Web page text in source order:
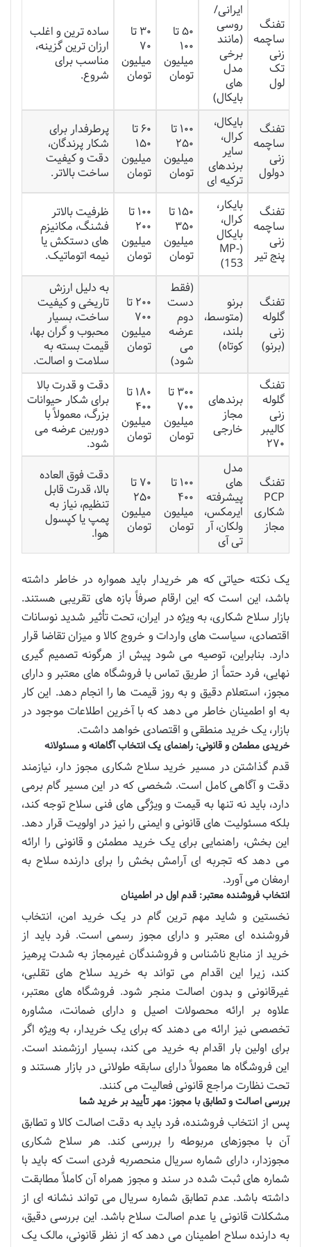
تفنگ
ساچمه
زنی
تک
لول
ایرانی/
روسی
(مانند
برخی
مدل
های
بایکال)
۵۰ تا
۱۰۰
میلیون
تومان
۳۰ تا
۷۰
میلیون
تومان
ساده ترین و اغلب
ارزان ترین گزینه،
مناسب برای
شروع.
تفنگ
ساچمه
زنی
دولول
بایکال،
کرال،
سایر
برندهای
ترکیه ای
۱۰۰ تا
۲۵۰
میلیون
تومان
۶۰ تا
۱۵۰
میلیون
تومان
پرطرفدار برای
شکار پرندگان،
دقت و کیفیت
ساخت بالاتر.
تفنگ
ساچمه
زنی
پنج تیر
بایکار،
کرال،
بایکال
(MP-
153)
۱۵۰ تا
۳۵۰
میلیون
تومان
۱۰۰ تا
۲۰۰
میلیون
تومان
ظرفیت بالاتر
فشنگ، مکانیزم
های دستکش یا
نیمه اتوماتیک.
تفنگ
گلوله
زنی
(برنو)
برنو
(متوسط،
بلند،
کوتاه)
(فقط
دست
دوم
عرضه
می
شود)
۲۰۰ تا
۷۰۰
میلیون
تومان
به دلیل ارزش
تاریخی و کیفیت
ساخت، بسیار
محبوب و گران بها،
قیمت بسته به
سلامت و اصالت.
تفنگ
گلوله
زنی
کالیبر
۲۷۰
برندهای
مجاز
خارجی
۳۰۰ تا
۷۰۰
میلیون
تومان
۱۸۰ تا
۴۰۰
میلیون
تومان
دقت و قدرت بالا
برای شکار حیوانات
بزرگ، معمولاً با
دوربین عرضه می
شود.
تفنگ
PCP
شکاری
مجاز
مدل
های
پیشرفته
ایرمکس،
ولکان، آر
تی آی
۱۰۰ تا
۴۰۰
میلیون
تومان
۷۰ تا
۲۵۰
میلیون
تومان
دقت فوق العاده
بالا، قدرت قابل
تنظیم، نیاز به
پمپ یا کپسول
هوا.
یک نکته حیاتی که هر خریدار باید همواره در خاطر داشته
باشد، این است که این ارقام صرفاً بازه های تقریبی هستند.
بازار سلاح شکاری، به ویژه در ایران، تحت تأثیر شدید نوسانات
اقتصادی، سیاست های واردات و خروج کالا و میزان تقاضا قرار
دارد. بنابراین، توصیه می شود پیش از هرگونه تصمیم گیری
نهایی، فرد حتماً از طریق تماس با فروشگاه های معتبر و دارای
مجوز، استعلام دقیق و به روز قیمت ها را انجام دهد. این کار
به او اطمینان خاطر می دهد که با آخرین اطلاعات موجود در
بازار، یک خرید منطقی و اقتصادی خواهد داشت.
خریدی مطمئن و قانونی: راهنمای یک انتخاب آگاهانه و مسئولانه
قدم گذاشتن در مسیر خرید سلاح شکاری مجوز دار، نیازمند
دقت و آگاهی کامل است. شخصی که در این مسیر گام برمی
دارد، باید نه تنها به قیمت و ویژگی های فنی سلاح توجه کند،
بلکه مسئولیت های قانونی و ایمنی را نیز در اولویت قرار دهد.
این بخش، راهنمایی برای یک خرید مطمئن و قانونی را ارائه
می دهد که تجربه ای آرامش بخش را برای دارنده سلاح به
ارمغان می آورد.
انتخاب فروشنده معتبر: قدم اول در اطمینان
نخستین و شاید مهم ترین گام در یک خرید امن، انتخاب
فروشنده ای معتبر و دارای مجوز رسمی است. فرد باید از
خرید از منابع ناشناس و فروشندگان غیرمجاز به شدت پرهیز
کند، زیرا این اقدام می تواند به خرید سلاح های تقلبی،
غیرقانونی و بدون اصالت منجر شود. فروشگاه های معتبر،
علاوه بر ارائه محصولات اصیل و دارای ضمانت، مشاوره
تخصصی نیز ارائه می دهند که برای یک خریدار، به ویژه اگر
برای اولین بار اقدام به خرید می کند، بسیار ارزشمند است.
این فروشگاه ها معمولاً دارای سابقه طولانی در بازار هستند و
تحت نظارت مراجع قانونی فعالیت می کنند.
بررسی اصالت و تطابق با مجوز: مهر تأیید بر خرید شما
پس از انتخاب فروشنده، فرد باید به دقت اصالت کالا و تطابق
آن با مجوزهای مربوطه را بررسی کند. هر سلاح شکاری
مجوزدار، دارای شماره سریال منحصربه فردی است که باید با
شماره های ثبت شده در سند و مجوز همراه آن کاملاً مطابقت
داشته باشد. عدم تطابق شماره سریال می تواند نشانه ای از
مشکلات قانونی یا عدم اصالت سلاح باشد. این بررسی دقیق،
به دارنده سلاح اطمینان می دهد که از نظر قانونی، مالک یک